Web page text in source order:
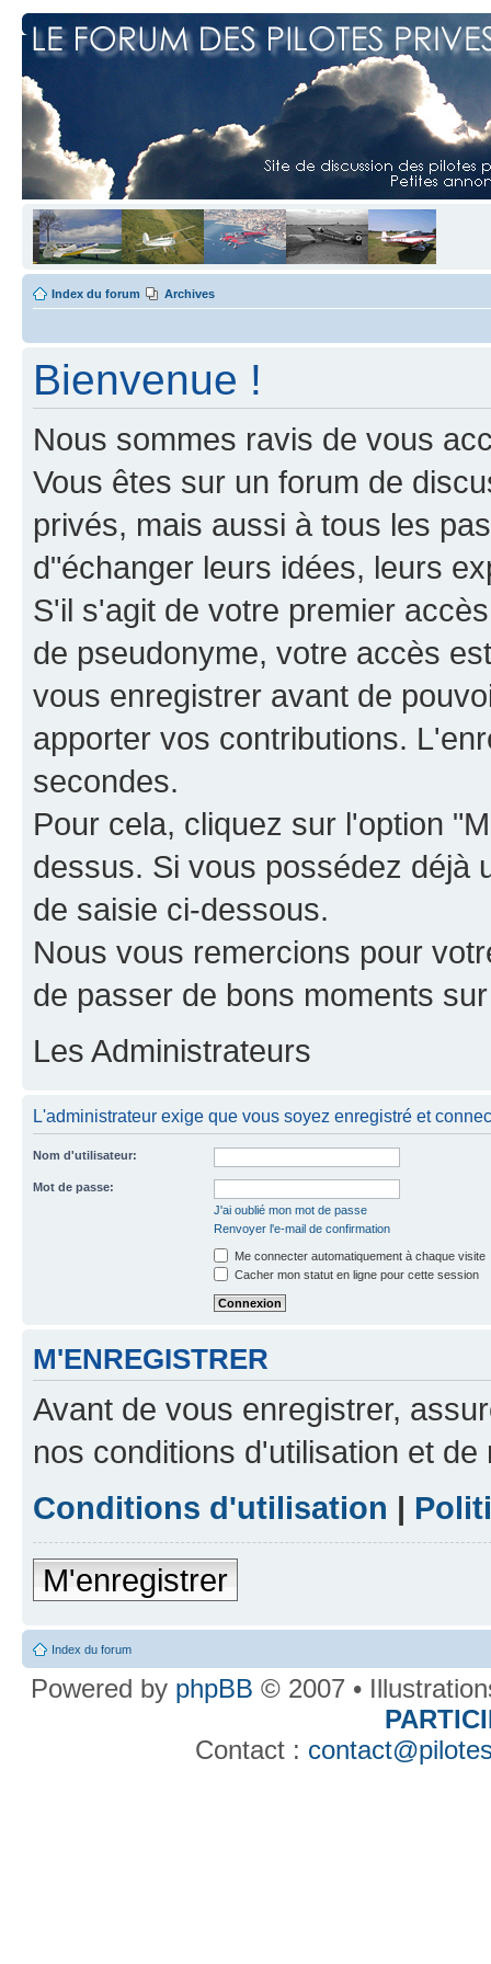
Index du forum Archives
Bienvenue !
Nous sommes ravis de vous
Vous êtes sur un forum de
privés, mais aussi à tous les
d"échanger leurs idées, leurs
S'il s'agit de votre premier
de pseudonyme, votre accès
vous enregistrer avant de
apporter vos contributions.
secondes.
Pour cela, cliquez sur l'option
dessus. Si vous possédez déjà
de saisie ci-dessous.
Nous vous remercions pour
de passer de bons moments
Les Administrateurs
L'administrateur exige que vous soyez enregistré et
Nom d'utilisateur:
Mot de passe:
J'ai oublié mon mot de passe
Renvoyer l'e-mail de confirmation
Me connecter automatiquement à chaque visite
Cacher mon statut en ligne pour cette session
M'ENREGISTRER
Avant de vous enregistrer,
nos conditions d'utilisation et
Conditions d'utilisation |
M'enregistrer
Index du forum
Powered by phpBB © 2007 •
Contact :